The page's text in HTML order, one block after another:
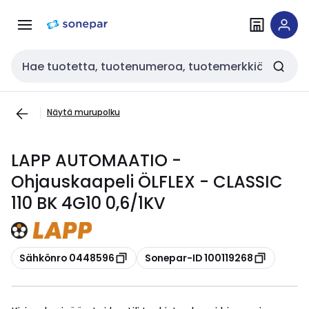
navigointiinsisältöön
Haku
Näytä murupolku
LAPP AUTOMAATIO -
Ohjauskaapeli ÖLFLEX - CLASSIC
110 BK 4G10 0,6/1KV
Kopioi
Sähkönro 0448596 Kopioi
Sonepar-ID 100119268